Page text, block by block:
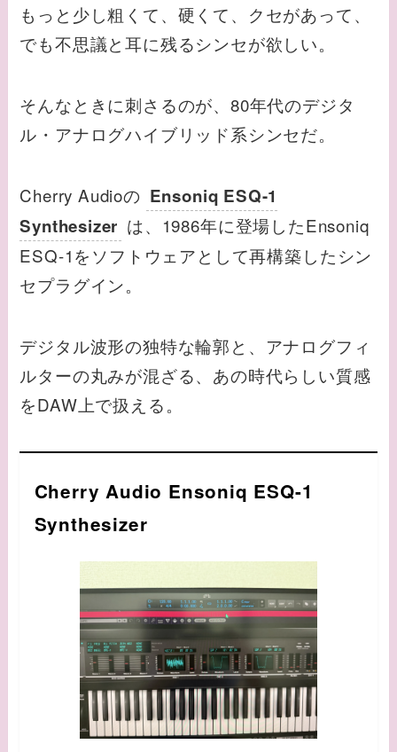
もっと少し粗くて、硬くて、クセがあって、
でも不思議と耳に残るシンセが欲しい。
そんなときに刺さるのが、80年代のデジタ
ル・アナログハイブリッド系シンセだ。
Cherry Audioの Ensoniq ESQ-1
Synthesizer は、1986年に登場したEnsoniq
ESQ-1をソフトウェアとして再構築したシン
セプラグイン。
デジタル波形の独特な輪郭と、アナログフィ
ルターの丸みが混ざる、あの時代らしい質感
をDAW上で扱える。
Cherry Audio Ensoniq ESQ-1
Synthesizer